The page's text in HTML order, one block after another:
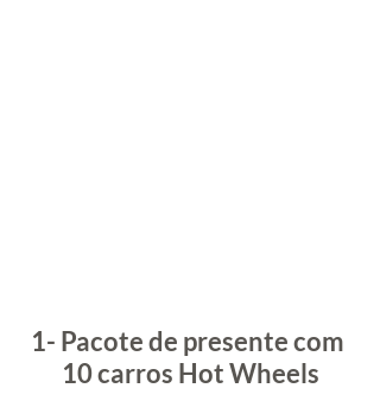
1- Pacote de presente com
10 carros Hot Wheels